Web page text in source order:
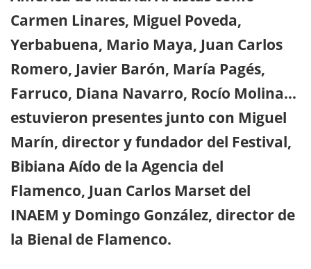
Carmen Linares, Miguel Poveda,
Yerbabuena, Mario Maya, Juan Carlos
Romero, Javier Barón, María Pagés,
Farruco, Diana Navarro, Rocío Molina…
estuvieron presentes junto con Miguel
Marín, director y fundador del Festival,
Bibiana Aído de la Agencia del
Flamenco, Juan Carlos Marset del
INAEM y Domingo González, director de
la Bienal de Flamenco.